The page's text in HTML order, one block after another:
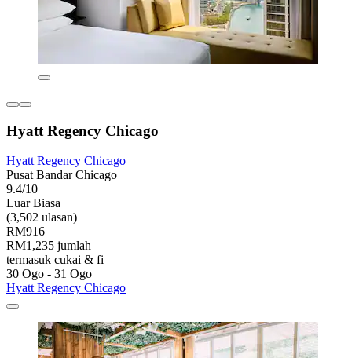
Hyatt Regency Chicago
Hyatt Regency Chicago
Pusat Bandar Chicago
9.4/10
Luar Biasa
(3,502 ulasan)
RM916
RM1,235 jumlah
termasuk cukai & fi
30 Ogo - 31 Ogo
Hyatt Regency Chicago